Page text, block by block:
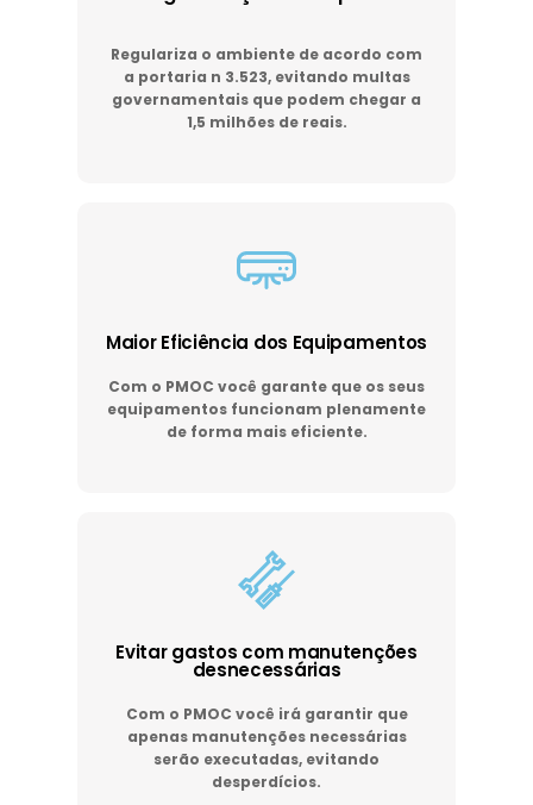
Regulariza o ambiente de acordo com
a portaria n 3.523, evitando multas
governamentais que podem chegar a
1,5 milhões de reais.
Maior Eficiência dos Equipamentos
Com o PMOC você garante que os seus
equipamentos funcionam plenamente
de forma mais eficiente.
Evitar gastos com manutenções
desnecessárias
Com o PMOC você irá garantir que
apenas manutenções necessárias
serão executadas, evitando
desperdícios.